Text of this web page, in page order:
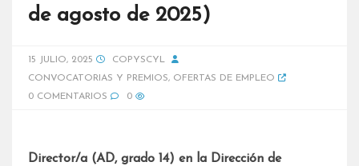
de agosto de 2025)
15 JULIO, 2025
COPYSCYL
CONVOCATORIAS Y PREMIOS, OFERTAS DE EMPLEO
0 COMENTARIOS
0
Director/a (AD, grado 14) en la Dirección de